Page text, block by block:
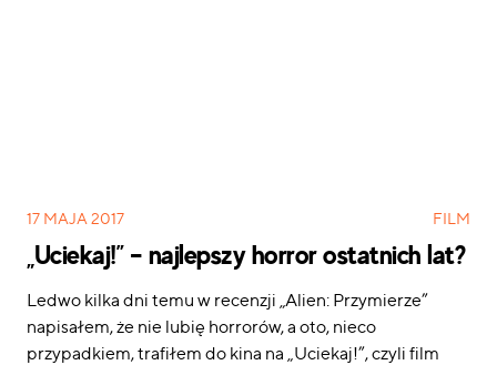
17 MAJA 2017 FILM
„Uciekaj!” – najlepszy horror ostatnich lat?
Ledwo kilka dni temu w recenzji „Alien: Przymierze”
napisałem, że nie lubię horrorów, a oto, nieco
przypadkiem, trafiłem do kina na „Uciekaj!”, czyli film